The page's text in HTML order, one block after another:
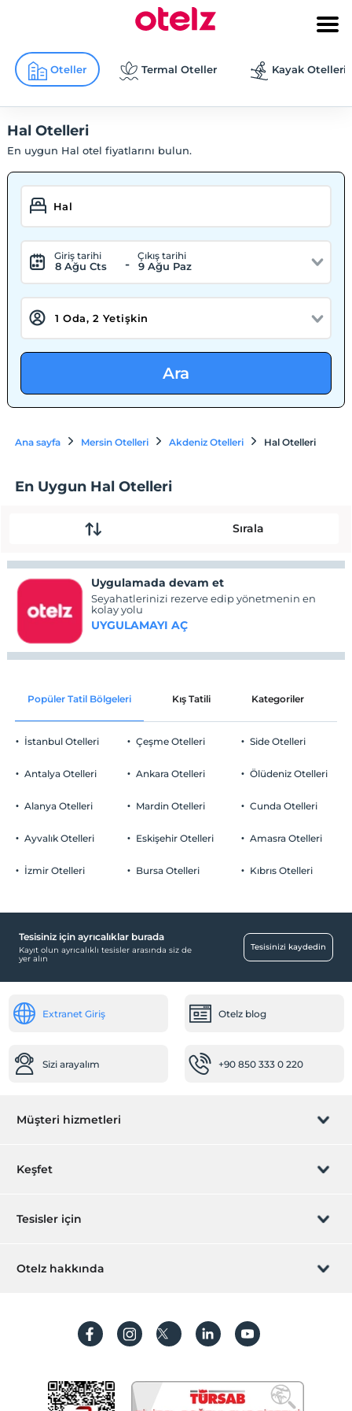
Oteller Termal Oteller Kayak Otelleri
Hal Otelleri
En uygun Hal otel fiyatlarını bulun.
Giriş tarihi
8 Ağu Cts -
Çıkış tarihi
9 Ağu Paz
Ara
Ana sayfa Mersin Otelleri Akdeniz Otelleri Hal Otelleri
En Uygun Hal Otelleri
Sırala
Uygulamada devam et
Seyahatlerinizi rezerve edip yönetmenin en
kolay yolu
UYGULAMAYI AÇ
Popüler Tatil Bölgeleri Kış Tatili Kategoriler
İstanbul Otelleri
Antalya Otelleri
Alanya Otelleri
Ayvalık Otelleri
İzmir Otelleri
Çeşme Otelleri
Ankara Otelleri
Mardin Otelleri
Eskişehir Otelleri
Bursa Otelleri
Side Otelleri
Ölüdeniz Otelleri
Cunda Otelleri
Amasra Otelleri
Kıbrıs Otelleri
Tesisiniz için ayrıcalıklar burada
Kayıt olun ayrıcalıklı tesisler arasında siz de
yer alın
Tesisinizi kaydedin
Extranet Giriş Otelz blog
Sizi arayalım +90 850 333 0 220
Müşteri hizmetleri
Rezervasyon yönet
Sıkça sorulan sorular
Keşfet
Hediye Kart
Hesap oluştur
Tesisler için
Hemen tesisinizi ekleyin
Otelz hakkında
Koşullar ve şartlar